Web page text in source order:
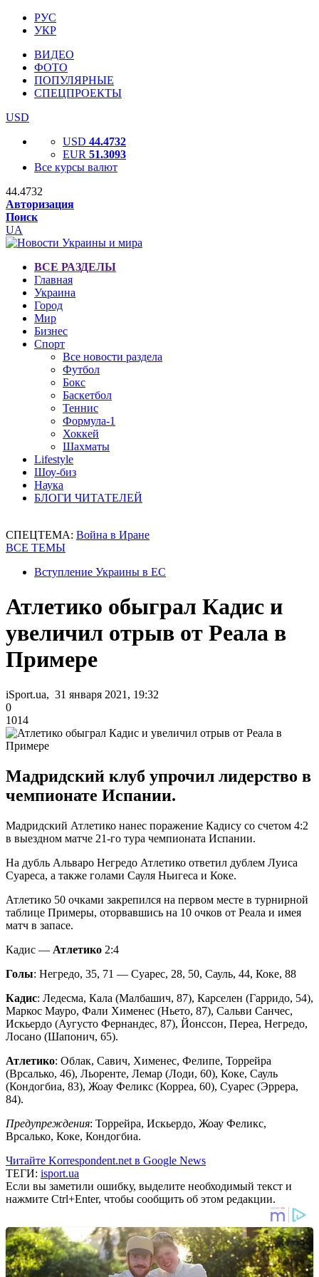
РУС
УКР
ВИДЕО
ФОТО
ПОПУЛЯРНЫЕ
СПЕЦПРОЕКТЫ
USD
USD 44.4732
EUR 51.3093
Все курсы валют
44.4732
Авторизация
Поиск
UA
ВСЕ РАЗДЕЛЫ
Главная
Украина
Город
Мир
Бизнес
Спорт
Все новости раздела
Футбол
Бокс
Баскетбол
Теннис
Формула-1
Хоккей
Шахматы
Lifestyle
Шоу-биз
Наука
БЛОГИ ЧИТАТЕЛЕЙ
СПЕЦТЕМА: Война в Иране
ВСЕ ТЕМЫ
Вступление Украины в ЕС
Атлетико обыграл Кадис и
увеличил отрыв от Реала в
Примере
iSport.ua, 31 января 2021, 19:32
0
1014
Мадридский клуб упрочил лидерство в
чемпионате Испании.
Мадридский Атлетико нанес поражение Кадису со счетом 4:2
в выездном матче 21-го тура чемпионата Испании.
На дубль Альваро Негредо Атлетико ответил дублем Луиса
Суареса, а также голами Сауля Ньигеса и Коке.
Атлетико 50 очками закрепился на первом месте в турнирной
таблице Примеры, оторвавшись на 10 очков от Реала и имея
матч в запасе.
Кадис — Атлетико 2:4
Голы: Негредо, 35, 71 — Суарес, 28, 50, Сауль, 44, Коке, 88
Кадис: Ледесма, Кала (Малбашич, 87), Карселен (Гарридо, 54),
Маркос Мауро, Фали Хименес (Ньето, 87), Сальви Санчес,
Искьердо (Аугусто Фернандес, 87), Йонссон, Переа, Негредо,
Лосано (Шапонич, 65).
Атлетико: Облак, Савич, Хименес, Фелипе, Торрейра
(Врсалько, 46), Льоренте, Лемар (Лоди, 60), Коке, Сауль
(Кондогбиа, 83), Жоау Феликс (Корреа, 60), Суарес (Эррера,
84).
Предупреждения: Торрейра, Искьердо, Жоау Феликс,
Врсалько, Коке, Кондогбиа.
Читайте Korrespondent.net в Google News
ТЕГИ: isport.ua
Если вы заметили ошибку, выделите необходимый текст и
нажмите Ctrl+Enter, чтобы сообщить об этом редакции.